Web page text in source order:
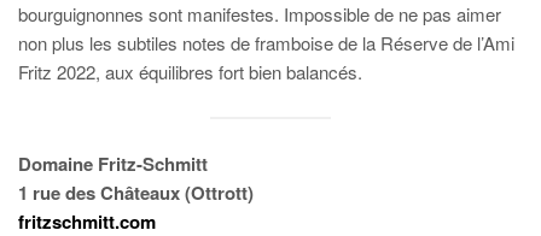
bourguignonnes sont manifestes. Impossible de ne pas aimer
non plus les subtiles notes de framboise de la Réserve de l’Ami
Fritz 2022, aux équilibres fort bien balancés.
Domaine Fritz-Schmitt
1 rue des Châteaux (Ottrott)
fritzschmitt.com